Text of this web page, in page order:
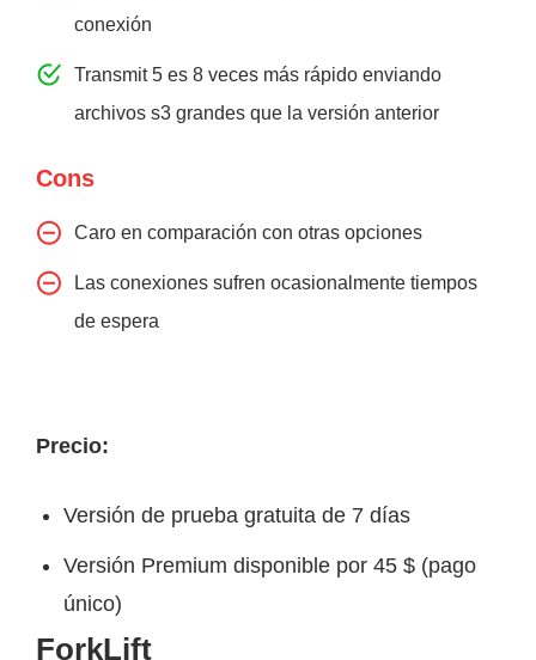
conexión
Transmit 5 es 8 veces más rápido enviando
archivos s3 grandes que la versión anterior
Cons
Caro en comparación con otras opciones
Las conexiones sufren ocasionalmente tiempos
de espera
Precio:
Versión de prueba gratuita de 7 días
Versión Premium disponible por 45 $ (pago
único)
ForkLift